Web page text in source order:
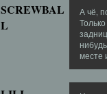
SCREWBAL
L
А чё,
месте